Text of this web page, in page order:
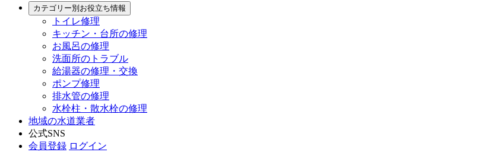
カテゴリー別お役立ち情報
トイレ修理
キッチン・台所の修理
お風呂の修理
洗面所のトラブル
給湯器の修理・交換
ポンプ修理
排水管の修理
水栓柱・散水栓の修理
地域の水道業者
公式SNS
会員登録 ログイン